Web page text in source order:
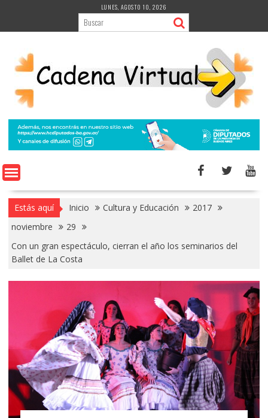
contenido
LUNES, AGOSTO 10, 2026
Estás aquí Inicio Cultura y Educación
2017
noviembre
29
Con un gran espectáculo, cierran el año los seminarios del
Ballet de La Costa